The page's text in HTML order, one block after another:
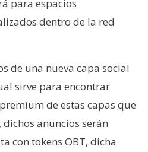
para espacios
dentro de la red
de una nueva capa social
sirve para encontrar
de estas capas que
anuncios serán
con tokens OBT, dicha